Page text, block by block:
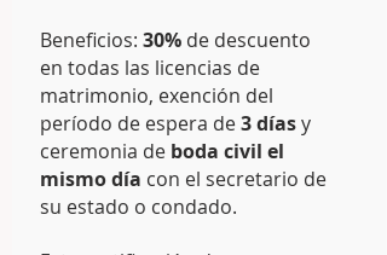
Beneficios: 30% de descuento
en todas las licencias de
matrimonio, exención del
período de espera de3 díasy
ceremonia de boda civil el
mismo día con el secretario de
su estado o condado.